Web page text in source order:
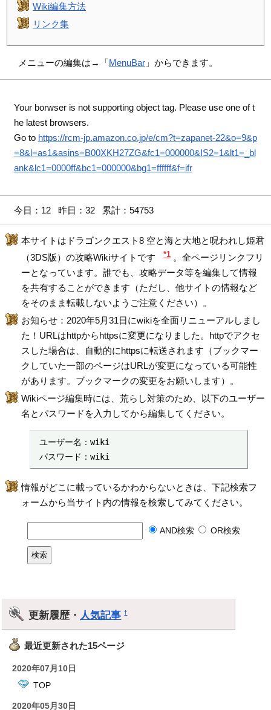
Wiki編集方法
リンク集
メニューの編集は→「MenuBar 」からできます。
Your borwser is not supporting object tag. Please use one of t
he latest browsers.
Go to https://rcm-jp.amazon.co.jp/e/cm?t=zapanet-22&o=9&p
=8&l=as1&asins=B00XKH27ZG&fc1=000000&IS2=1&lt1=_bl
ank&lc1=0000ff&bc1=000000&bg1=ffffff&f=ifr
今日：12 昨日：32 累計：54753
本サイトはドラゴンクエスト8 空と海と大地と呪われし姫君
（3DS版）の攻略Wikiサイトです
*1 。全ページリンクフリ
ーとなっています。誰でも、攻略データ等を編集して情報
を共有することができます（ただし、他サイトの情報など
をそのまま転載しないようご注意ください）。
お知らせ：2020年5月31日にwikiを全面リニューアルしまし
た！URLはhttpからhttpsに変更になりました。httpでアクセ
スした場合は、自動的にhttpsに転送されます（ブックマー
クしていた一部のページはURLが変更になっている可能性
があります。ブックマークの変更をお願いします）。
Wikiページ編集時には、荒らし対策のため、以下のユーザー
名とパスワードを入力してから編集してください。
ユーザー名：wiki
パスワード：wiki
情報がどこに載っているかわからないときは、下記検索フ
ォームから当サイト内の情報を検索してみてください。
AND検索 OR検索
更新履歴・ 人気記事 †
最近更新された15ページ
2020年07月10日
TOP
2020年05月30日